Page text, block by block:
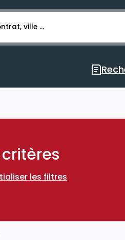
pour lancer
Réinitialiser les filtres
les filtres